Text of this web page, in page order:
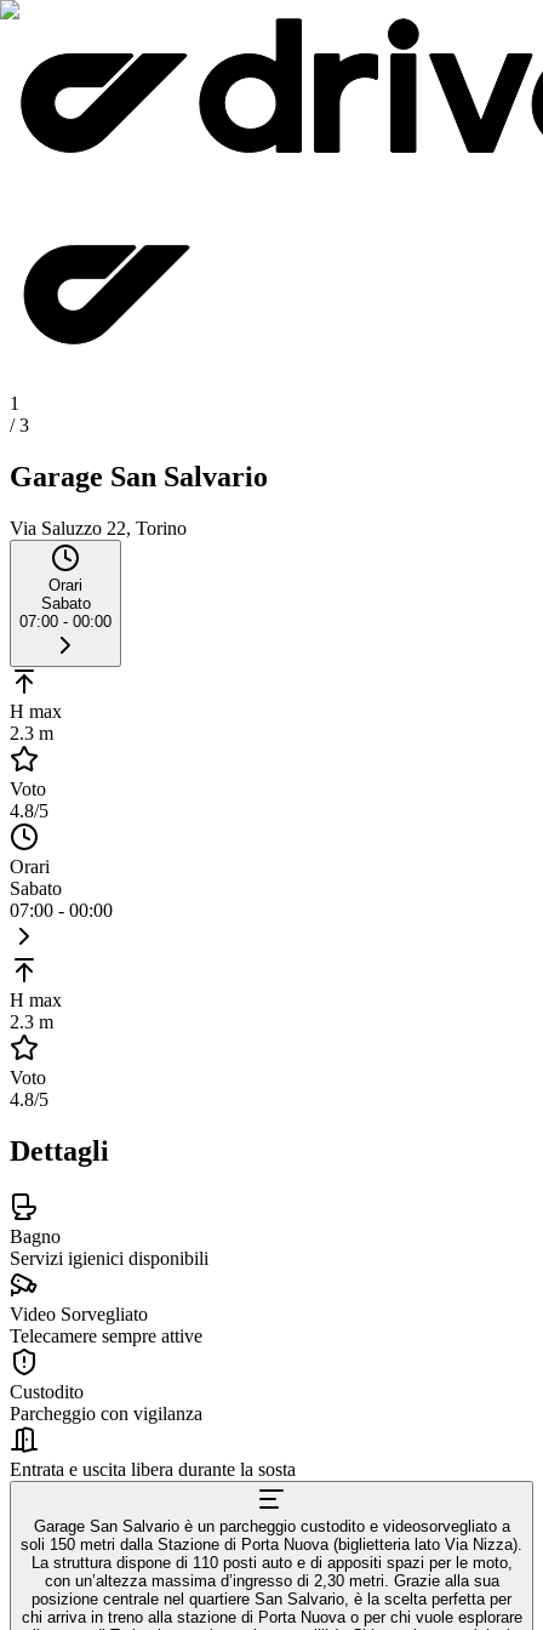
1
/3
Garage San Salvario
Via Saluzzo 22, Torino
Orari
Sabato
07:00 - 00:00
H max
2.3 m
Voto
4.8/5
Orari
Sabato
07:00 - 00:00
H max
2.3 m
Voto
4.8/5
Dettagli
Bagno
Servizi igienici disponibili
Video Sorvegliato
Telecamere sempre attive
Custodito
Parcheggio con vigilanza
Entrata e uscita libera durante la sosta
Garage San Salvario è un parcheggio custodito e videosorvegliato a
soli 150 metri dalla Stazione di Porta Nuova (biglietteria lato Via Nizza).
La struttura dispone di 110 posti auto e di appositi spazi per le moto,
con un’altezza massima d’ingresso di 2,30 metri. Grazie alla sua
posizione centrale nel quartiere San Salvario, è la scelta perfetta per
chi arriva in treno alla stazione di Porta Nuova o per chi vuole esplorare